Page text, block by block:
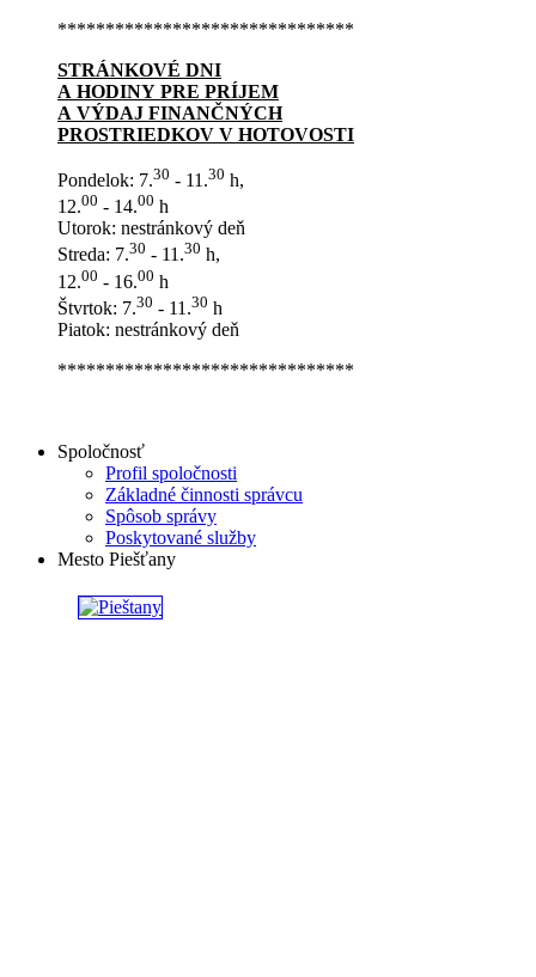
*******************************
STRÁNKOVÉ DNI
A HODINY PRE PRÍJEM
A VÝDAJ FINANČNÝCH
PROSTRIEDKOV V HOTOVOSTI
Pondelok: 7.30 - 11.30 h,
12.00 - 14.00 h
Utorok: nestránkový deň
Streda: 7.30 - 11.30 h,
12.00 - 16.00 h
Štvrtok: 7.30 - 11.30 h
Piatok: nestránkový deň
*******************************
Spoločnosť
Profil spoločnosti
Základné činnosti správcu
Spôsob správy
Poskytované služby
Mesto Piešťany